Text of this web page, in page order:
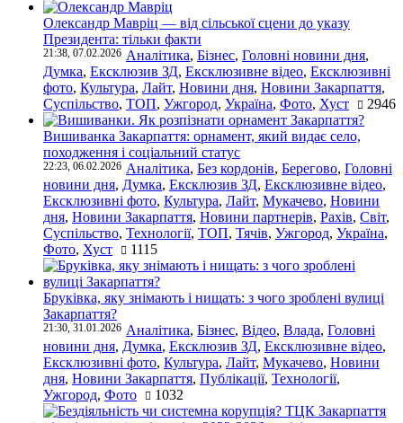
Олександр Мавріц — від сільської сцени до указу
Президента: тільки факти
21:38, 07.02.2026 Аналітика, Бізнес, Головні новини дня,
Думка, Ексклюзив ЗД, Ексклюзивне відео, Ексклюзивні
фото, Культура, Лайт, Новини дня, Новини Закарпаття,
Суспільство, ТОП, Ужгород, Україна, Фото, Хуст 2946
Вишиванка Закарпаття: орнамент, який видає село,
походження і соціальний статус
22:23, 06.02.2026 Аналітика, Без кордонів, Берегово, Головні
новини дня, Думка, Ексклюзив ЗД, Ексклюзивне відео,
Ексклюзивні фото, Культура, Лайт, Мукачево, Новини
дня, Новини Закарпаття, Новини партнерів, Рахів, Світ,
Суспільство, Технології, ТОП, Тячів, Ужгород, Україна,
Фото, Хуст 1115
Бруківка, яку знімають і нищать: з чого зроблені вулиці
Закарпаття?
21:30, 31.01.2026 Аналітика, Бізнес, Відео, Влада, Головні
новини дня, Думка, Ексклюзив ЗД, Ексклюзивне відео,
Ексклюзивні фото, Культура, Лайт, Мукачево, Новини
дня, Новини Закарпаття, Публікації, Технології,
Ужгород, Фото 1032